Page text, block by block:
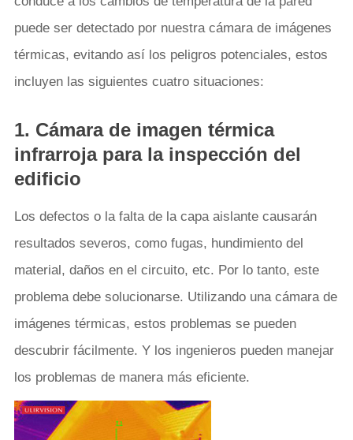
puede ser detectado por nuestra cámara de imágenes
térmicas, evitando así los peligros potenciales, estos
incluyen las siguientes cuatro situaciones:
1. Cámara de imagen térmica
infrarroja para la inspección del
edificio
Los defectos o la falta de la capa aislante causarán
resultados severos, como fugas, hundimiento del
material, daños en el circuito, etc. Por lo tanto, este
problema debe solucionarse. Utilizando una cámara de
imágenes térmicas, estos problemas se pueden
descubrir fácilmente. Y los ingenieros pueden manejar
los problemas de manera más eficiente.